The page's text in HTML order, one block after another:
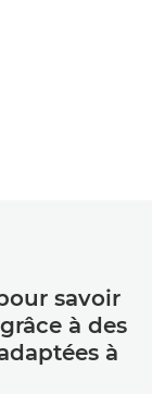
savoir
à des
à